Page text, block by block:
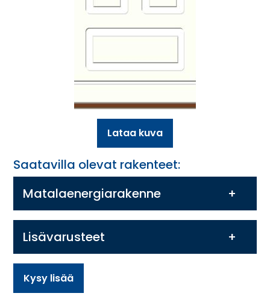
Lataa kuva
Saatavilla olevat rakenteet:
Matalaenergiarakenne
Lisävarusteet
Kysy lisää